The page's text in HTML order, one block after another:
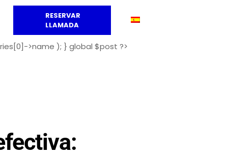
RESERVAR
LLAMADA
>name ); } global $post ?>